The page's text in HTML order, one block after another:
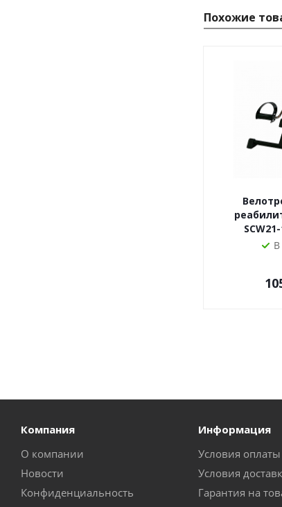
Похожие
Компания
О компании
Новости
Конфиденциальность
Информация
Условия оплаты
Условия
Гарантия на